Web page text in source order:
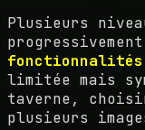
Plusieurs
fonctionnalités
limitée mais
taverne,
plusieurs